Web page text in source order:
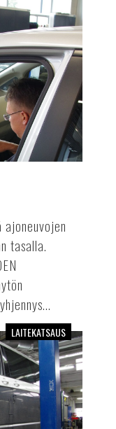
tasalla.
LAITEKATSAUS